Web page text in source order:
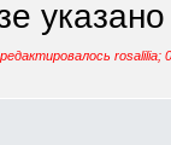
rosalilia;